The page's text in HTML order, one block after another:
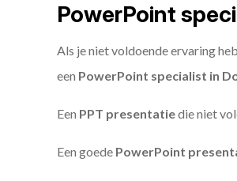
PowerPoint
Als je niet voldoende ervaring
een PowerPoint specialist in
Een PPT presentatiedie niet
Een goede PowerPoint